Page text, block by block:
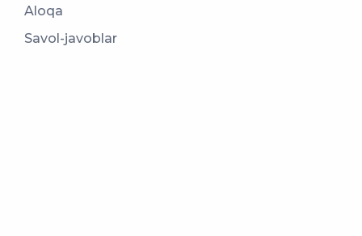
Aloqa
Savol-javoblar